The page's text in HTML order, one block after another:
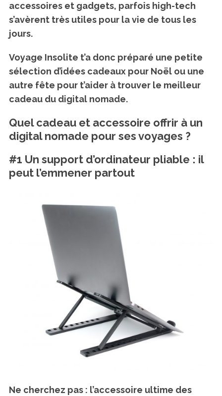
accessoires et gadgets, parfois high-tech
s’avèrent très utiles pour la vie de tous les
jours.
Voyage Insolite t’a donc préparé une petite
sélection d’idées cadeaux pour Noël ou une
autre fête pour t’aider à trouver le meilleur
cadeau du digital nomade.
Quel cadeau et accessoire offrir à un
digital nomade pour ses voyages ?
#1 Un support d’ordinateur pliable : il
peut l’emmener partout
Ne cherchez pas : l’accessoire ultime des